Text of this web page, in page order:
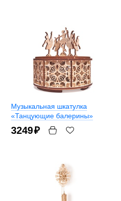
Музыкальная шкатулка
«Танцующие балерины»
3249₽